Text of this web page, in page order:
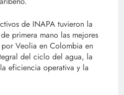
de INAPA tuvieron la
primera mano las mejores
Veolia en Colombia en
del ciclo del agua, la
eficiencia operativa y la